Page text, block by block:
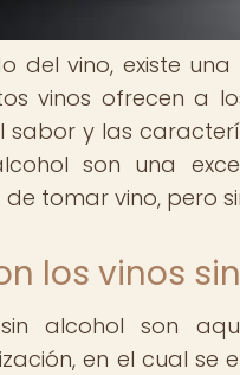
del vino, existe
vinos ofrecen a
sabor y las
son una
de tomar vino, pero
los vinos
alcohol son
en el cual se